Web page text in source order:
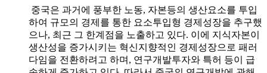
중국은 과거에 풍부한 노동, 자본등의 생산요소를 투입
하여 규모의 경제를 통한 요소투입형 경제성장을 추구했
으나, 최근 그 한계점을 노출하고 있다. 이에 지식자본이
생산성을 증가시키는 혁신지향적인 경제성장으로 패러
다임을 전환하려고 하며, 연구개발투자와 특허 등이 급